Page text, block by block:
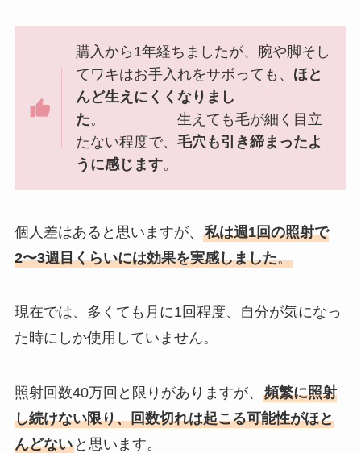
購入から1年経ちましたが、腕や脚そし
てワキはお手入れをサボっても、 ほと
んど生えにくくなりまし
た。 生えても毛が細く目立
たない程度で、毛穴も引き締まったよ
うに感じます。
個人差はあると思いますが、 私は週1回の照射で
2〜3週目くらいには効果を実感しました。
現在では、多くても月に1回程度、自分が気になっ
た時にしか使用していません。
照射回数40万回と限りがありますが、 頻繁に照射
し続けない限り、回数切れは起こる可能性がほと
んどないと思います。